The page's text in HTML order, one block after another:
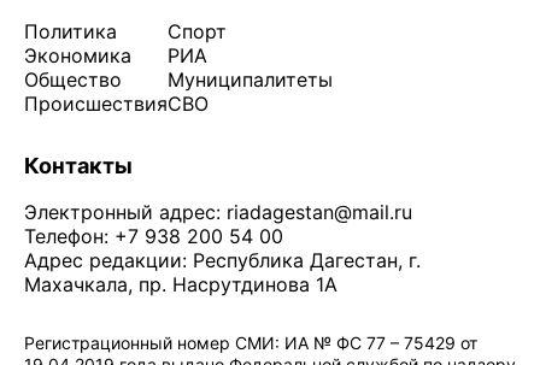
Политика
Экономика
Общество
Происшествия
Спорт
РИА
Муниципалитеты
СВО
Контакты
Электронный адрес: riadagestan@mail.ru
Телефон: +7 938 200 54 00
Адрес редакции: Республика Дагестан, г.
Махачкала, пр. Насрутдинова 1А
Регистрационный номер СМИ: ИА № ФС 77 – 75429 от